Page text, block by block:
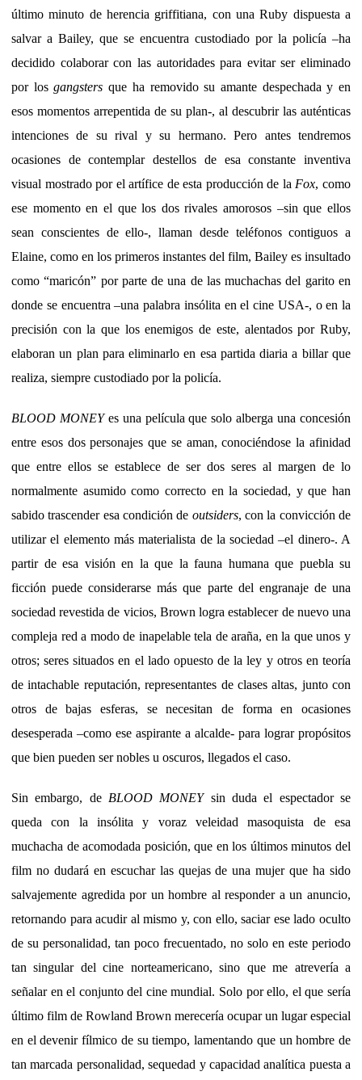
último minuto de herencia griffitiana, con una Ruby dispuesta a
salvar a Bailey, que se encuentra custodiado por la policía –ha
decidido colaborar con las autoridades para evitar ser eliminado
por losgangsters que ha removido su amante despechada y en
esos momentos arrepentida de su plan-, al descubrir las auténticas
intenciones de su rival y su hermano. Pero antes tendremos
ocasiones de contemplar destellos de esa constante inventiva
visual mostrado por el artífice de esta producción de la Fox, como
ese momento en el que los dos rivales amorosos –sin que ellos
sean conscientes de ello-, llaman desde teléfonos contiguos a
Elaine, como en los primeros instantes del film, Bailey es insultado
como “maricón” por parte de una de las muchachas del garito en
donde se encuentra –una palabra insólita en el cine USA-, o en la
precisión con la que los enemigos de este, alentados por Ruby,
elaboran un plan para eliminarlo en esa partida diaria a billar que
realiza, siempre custodiado por la policía.
BLOOD MONEYes una película que solo alberga una concesión
entre esos dos personajes que se aman, conociéndose la afinidad
que entre ellos se establece de ser dos seres al margen de lo
normalmente asumido como correcto en la sociedad, y que han
sabido trascender esa condición de outsiders, con la convicción de
utilizar el elemento más materialista de la sociedad –el dinero-. A
partir de esa visión en la que la fauna humana que puebla su
ficción puede considerarse más que parte del engranaje de una
sociedad revestida de vicios, Brown logra establecer de nuevo una
compleja red a modo de inapelable tela de araña, en la que unos y
otros; seres situados en el lado opuesto de la ley y otros en teoría
de intachable reputación, representantes de clases altas, junto con
otros de bajas esferas, se necesitan de forma en ocasiones
desesperada –como ese aspirante a alcalde- para lograr propósitos
que bien pueden ser nobles u oscuros, llegados el caso.
Sin embargo, de BLOOD MONEY sin duda el espectador se
queda con la insólita y voraz veleidad masoquista de esa
muchacha de acomodada posición, que en los últimos minutos del
film no dudará en escuchar las quejas de una mujer que ha sido
salvajemente agredida por un hombre al responder a un anuncio,
retornando para acudir al mismo y, con ello, saciar ese lado oculto
de su personalidad, tan poco frecuentado, no solo en este periodo
tan singular del cine norteamericano, sino que me atrevería a
señalar en el conjunto del cine mundial. Solo por ello, el que sería
último film de Rowland Brown merecería ocupar un lugar especial
en el devenir fílmico de su tiempo, lamentando que un hombre de
tan marcada personalidad, sequedad y capacidad analítica puesta a